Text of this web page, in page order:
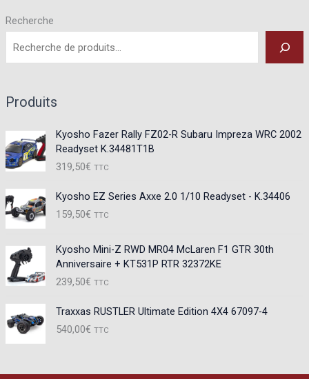
Recherche
Produits
Kyosho Fazer Rally FZ02-R Subaru Impreza WRC 2002
Readyset K.34481T1B
319,50€ TTC
Kyosho EZ Series Axxe 2.0 1/10 Readyset - K.34406
159,50€ TTC
Kyosho Mini-Z RWD MR04 McLaren F1 GTR 30th
Anniversaire + KT531P RTR 32372KE
239,50€ TTC
Traxxas RUSTLER Ultimate Edition 4X4 67097-4
540,00€ TTC